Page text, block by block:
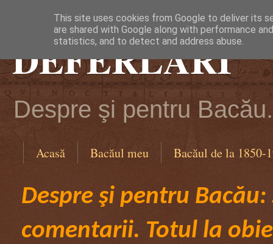
DEFERLĂRI
Despre şi pentru
Acasă Bacăul meu Bacăul de la 1850-
Despre şi pentru
comentarii. Totul la
This site uses cookies from Google to deliver its
are shared with Google along with performance
statistics, and to detect and address abuse.